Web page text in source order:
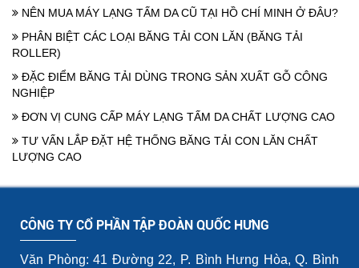
NÊN MUA MÁY LẠNG TẤM DA CŨ TẠI HỒ CHÍ MINH Ở ĐÂU?
PHÂN BIỆT CÁC LOẠI BĂNG TẢI CON LĂN (BĂNG TẢI
ROLLER)
ĐẶC ĐIỂM BĂNG TẢI DÙNG TRONG SẢN XUẤT GỖ CÔNG
NGHIỆP
ĐƠN VỊ CUNG CẤP MÁY LẠNG TẤM DA CHẤT LƯỢNG CAO
TƯ VẤN LẮP ĐẶT HỆ THỐNG BĂNG TẢI CON LĂN CHẤT
LƯỢNG CAO
CÔNG TY CỔ PHẦN TẬP ĐOÀN QUỐC HƯNG
Văn Phòng: 41 Đường 22, P. Bình Hưng Hòa, Q. Bình